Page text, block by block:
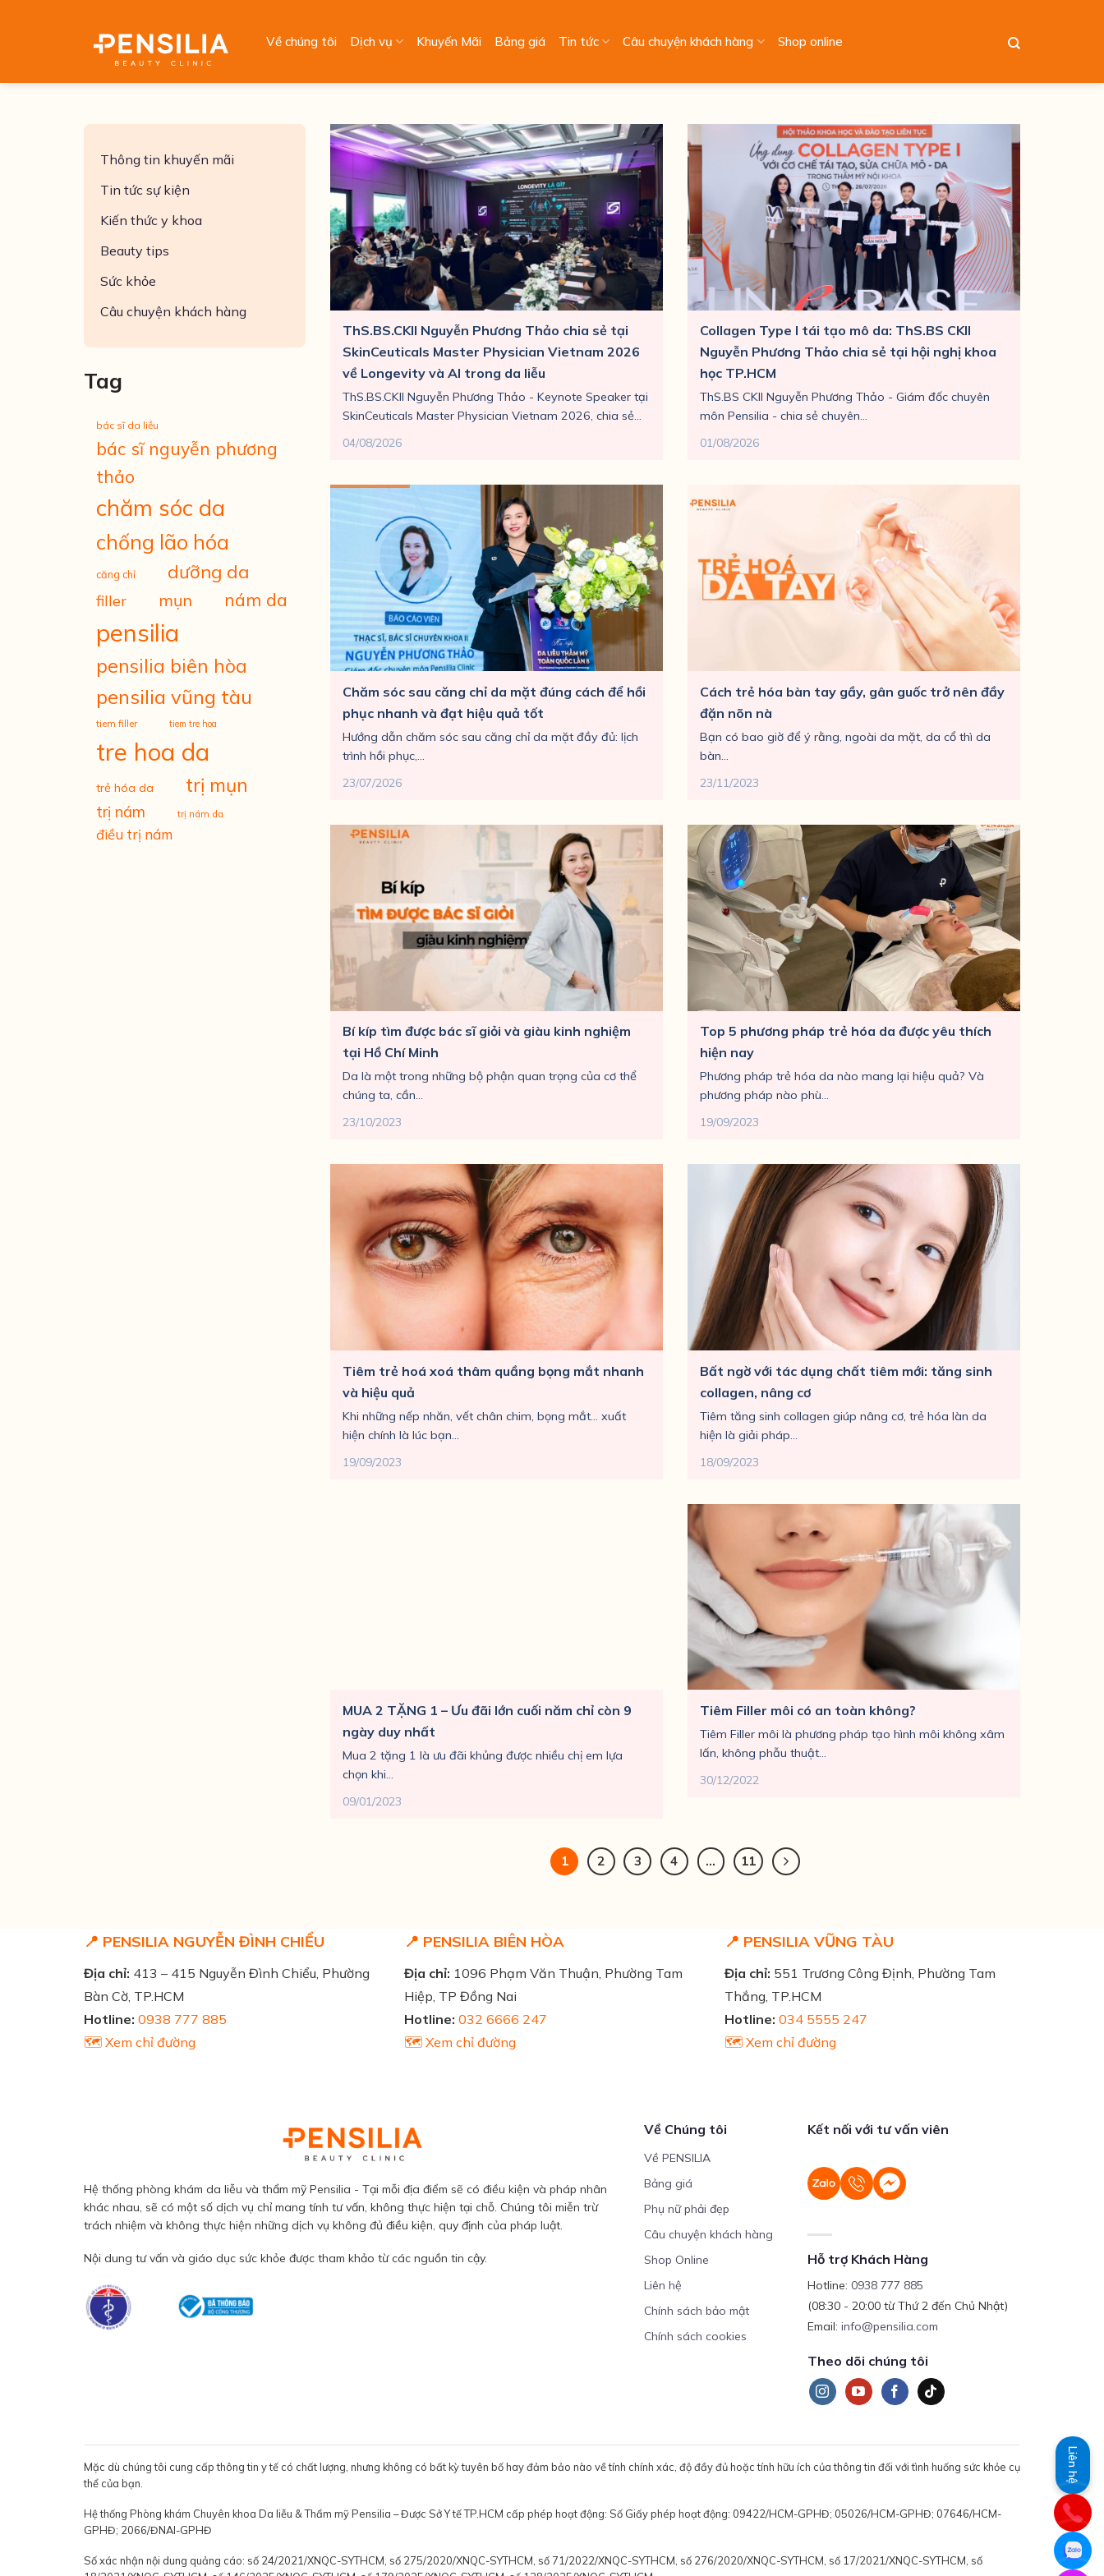
Về chúng tôi Dịch vụ Khuyến Mãi Bảng giá Tin tức Câu chuyện khách hàng Shop online
Thông tin khuyến mãi
Tin tức sự kiện
Kiến thức y khoa
Beauty tips
Sức khỏe
Câu chuyện khách hàng
Tag
bác sĩ da liễu
bác sĩ nguyễn phương
thảo
chăm sóc da
chống lão hóa
căng chỉ dưỡng da
filler mụn nám da
pensilia
pensilia biên hòa
pensilia vũng tàu
tiem filler tiem tre hoa
tre hoa da
trẻ hóa da trị mụn
trị nám trị nám da
điều trị nám
ThS.BS.CKII Nguyễn Phương Thảo chia sẻ tại
SkinCeuticals Master Physician Vietnam 2026
về Longevity và AI trong da liễu
ThS.BS.CKII Nguyễn Phương Thảo - Keynote Speaker tại
SkinCeuticals Master Physician Vietnam 2026, chia sẻ...
04/08/2026
Collagen Type I tái tạo mô da: ThS.BS CKII
Nguyễn Phương Thảo chia sẻ tại hội nghị khoa
học TP.HCM
ThS.BS CKII Nguyễn Phương Thảo - Giám đốc chuyên
môn Pensilia - chia sẻ chuyên...
01/08/2026
Chăm sóc sau căng chỉ da mặt đúng cách để hồi
phục nhanh và đạt hiệu quả tốt
Hướng dẫn chăm sóc sau căng chỉ da mặt đầy đủ: lịch
trình hồi phục,...
23/07/2026
Cách trẻ hóa bàn tay gầy, gân guốc trở nên đầy
đặn nõn nà
Bạn có bao giờ để ý rằng, ngoài da mặt, da cổ thì da
bàn...
23/11/2023
Bí kíp tìm được bác sĩ giỏi và giàu kinh nghiệm
tại Hồ Chí Minh
Da là một trong những bộ phận quan trọng của cơ thể
chúng ta, cần...
23/10/2023
Top 5 phương pháp trẻ hóa da được yêu thích
hiện nay
Phương pháp trẻ hóa da nào mang lại hiệu quả? Và
phương pháp nào phù...
19/09/2023
Tiêm trẻ hoá xoá thâm quầng bọng mắt nhanh
và hiệu quả
Khi những nếp nhăn, vết chân chim, bọng mắt... xuất
hiện chính là lúc bạn...
19/09/2023
Bất ngờ với tác dụng chất tiêm mới: tăng sinh
collagen, nâng cơ
Tiêm tăng sinh collagen giúp nâng cơ, trẻ hóa làn da
hiện là giải pháp...
18/09/2023
MUA 2 TẶNG 1 – Ưu đãi lớn cuối năm chỉ còn 9
ngày duy nhất
Mua 2 tặng 1 là ưu đãi khủng được nhiều chị em lựa
chọn khi...
09/01/2023
Tiêm Filler môi có an toàn không?
Tiêm Filler môi là phương pháp tạo hình môi không xâm
lấn, không phẫu thuật...
30/12/2022
1 2 3 4 … 11
📍 PENSILIA NGUYỄN ĐÌNH CHIỂU
Địa chỉ: 413 – 415 Nguyễn Đình Chiểu, Phường
Bàn Cờ, TP.HCM
Hotline: 0938 777 885
🗺️ Xem chỉ đường
📍 PENSILIA BIÊN HÒA
Địa chỉ: 1096 Phạm Văn Thuận, Phường Tam
Hiệp, TP Đồng Nai
Hotline: 032 6666 247
🗺️ Xem chỉ đường
📍 PENSILIA VŨNG TÀU
Địa chỉ: 551 Trương Công Định, Phường Tam
Thắng, TP.HCM
Hotline: 034 5555 247
🗺️ Xem chỉ đường
Hệ thống phòng khám da liễu và thẩm mỹ Pensilia - Tại mỗi địa điểm sẽ có điều kiện và pháp nhân
khác nhau, sẽ có một số dịch vụ chỉ mang tính tư vấn, không thực hiện tại chỗ. Chúng tôi miễn trừ
trách nhiệm và không thực hiện những dịch vụ không đủ điều kiện, quy định của pháp luật.
Nội dung tư vấn và giáo dục sức khỏe được tham khảo từ các nguồn tin cậy.
Về Chúng tôi
Về PENSILIA
Bảng giá
Phụ nữ phải đẹp
Câu chuyện khách hàng
Shop Online
Liên hệ
Chính sách bảo mật
Chính sách cookies
Kết nối với tư vấn viên
Hỗ trợ Khách Hàng
Hotline:0938 777 885
(08:30 - 20:00 từ Thứ 2 đến Chủ Nhật)
Email:info@pensilia.com
Theo dõi chúng tôi
Mặc dù chúng tôi cung cấp thông tin y tế có chất lượng, nhưng không có bất kỳ tuyên bố hay đảm bảo nào về tính chính xác, độ đầy đủ hoặc tính hữu ích của thông tin đối với tình huống sức khỏe cụ
thể của bạn.
Hệ thống Phòng khám Chuyên khoa Da liễu & Thẩm mỹ Pensilia – Được Sở Y tế TP.HCM cấp phép hoạt động: Số Giấy phép hoạt động: 09422/HCM-GPHĐ; 05026/HCM-GPHĐ; 07646/HCM-
GPHĐ; 2066/ĐNAI-GPHĐ
Số xác nhận nội dung quảng cáo: số 24/2021/XNQC-SYTHCM, số 275/2020/XNQC-SYTHCM, số 71/2022/XNQC-SYTHCM, số 276/2020/XNQC-SYTHCM, số 17/2021/XNQC-SYTHCM, số
Liên hệ